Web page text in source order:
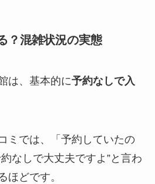
？混雑状況の実態
は、基本的に予約なしで入
ミでは、「予約していたの
なしで大丈夫ですよ”と言わ
ほどです。